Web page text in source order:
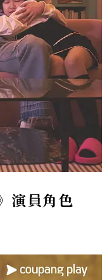
演員角色